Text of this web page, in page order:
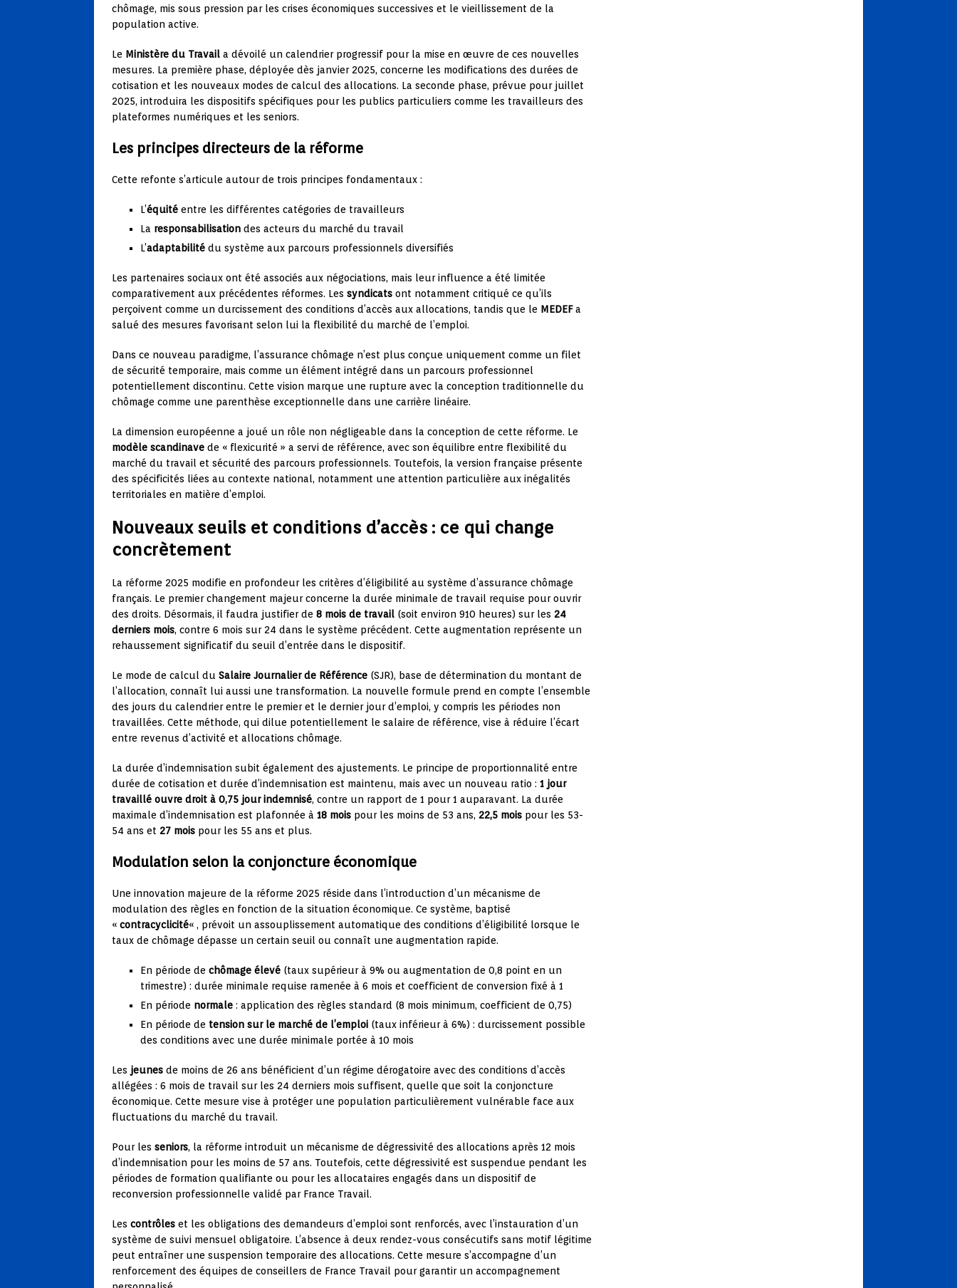
chômage, mis sous pression par les crises économiques successives et le vieillissement de la
population active.
Le Ministère du Travail a dévoilé un calendrier progressif pour la mise en œuvre de ces nouvelles
mesures. La première phase, déployée dès janvier 2025, concerne les modifications des durées de
cotisation et les nouveaux modes de calcul des allocations. La seconde phase, prévue pour juillet
2025, introduira les dispositifs spécifiques pour les publics particuliers comme les travailleurs des
plateformes numériques et les seniors.
Les principes directeurs de la réforme
Cette refonte s’articule autour de trois principes fondamentaux :
L’équité entre les différentes catégories de travailleurs
La responsabilisation des acteurs du marché du travail
L’adaptabilité du système aux parcours professionnels diversifiés
Les partenaires sociaux ont été associés aux négociations, mais leur influence a été limitée
comparativement aux précédentes réformes. Les syndicats ont notamment critiqué ce qu’ils
perçoivent comme un durcissement des conditions d’accès aux allocations, tandis que le MEDEFa
salué des mesures favorisant selon lui la flexibilité du marché de l’emploi.
Dans ce nouveau paradigme, l’assurance chômage n’est plus conçue uniquement comme un filet
de sécurité temporaire, mais comme un élément intégré dans un parcours professionnel
potentiellement discontinu. Cette vision marque une rupture avec la conception traditionnelle du
chômage comme une parenthèse exceptionnelle dans une carrière linéaire.
La dimension européenne a joué un rôle non négligeable dans la conception de cette réforme. Le
modèle scandinave de « flexicurité » a servi de référence, avec son équilibre entre flexibilité du
marché du travail et sécurité des parcours professionnels. Toutefois, la version française présente
des spécificités liées au contexte national, notamment une attention particulière aux inégalités
territoriales en matière d’emploi.
Nouveaux seuils et conditions d’accès : ce qui change
concrètement
La réforme 2025 modifie en profondeur les critères d’éligibilité au système d’assurance chômage
français. Le premier changement majeur concerne la durée minimale de travail requise pour ouvrir
des droits. Désormais, il faudra justifier de 8 mois de travail (soit environ 910 heures) sur les 24
derniers mois, contre 6 mois sur 24 dans le système précédent. Cette augmentation représente un
rehaussement significatif du seuil d’entrée dans le dispositif.
Le mode de calcul du Salaire Journalier de Référence (SJR), base de détermination du montant de
l’allocation, connaît lui aussi une transformation. La nouvelle formule prend en compte l’ensemble
des jours du calendrier entre le premier et le dernier jour d’emploi, y compris les périodes non
travaillées. Cette méthode, qui dilue potentiellement le salaire de référence, vise à réduire l’écart
entre revenus d’activité et allocations chômage.
La durée d’indemnisation subit également des ajustements. Le principe de proportionnalité entre
durée de cotisation et durée d’indemnisation est maintenu, mais avec un nouveau ratio : 1 jour
travaillé ouvre droit à 0,75 jour indemnisé, contre un rapport de 1 pour 1 auparavant. La durée
maximale d’indemnisation est plafonnée à 18 mois pour les moins de 53 ans, 22,5 mois pour les 53-
54 ans et 27 mois pour les 55 ans et plus.
Modulation selon la conjoncture économique
Une innovation majeure de la réforme 2025 réside dans l’introduction d’un mécanisme de
modulation des règles en fonction de la situation économique. Ce système, baptisé
« contracyclicité« , prévoit un assouplissement automatique des conditions d’éligibilité lorsque le
taux de chômage dépasse un certain seuil ou connaît une augmentation rapide.
En période de chômage élevé (taux supérieur à 9% ou augmentation de 0,8 point en un
trimestre) : durée minimale requise ramenée à 6 mois et coefficient de conversion fixé à 1
En période normale : application des règles standard (8 mois minimum, coefficient de 0,75)
En période de tension sur le marché de l’emploi (taux inférieur à 6%) : durcissement possible
des conditions avec une durée minimale portée à 10 mois
Les jeunes de moins de 26 ans bénéficient d’un régime dérogatoire avec des conditions d’accès
allégées : 6 mois de travail sur les 24 derniers mois suffisent, quelle que soit la conjoncture
économique. Cette mesure vise à protéger une population particulièrement vulnérable face aux
fluctuations du marché du travail.
Pour les seniors, la réforme introduit un mécanisme de dégressivité des allocations après 12 mois
d’indemnisation pour les moins de 57 ans. Toutefois, cette dégressivité est suspendue pendant les
périodes de formation qualifiante ou pour les allocataires engagés dans un dispositif de
reconversion professionnelle validé par France Travail.
Les contrôles et les obligations des demandeurs d’emploi sont renforcés, avec l’instauration d’un
système de suivi mensuel obligatoire. L’absence à deux rendez-vous consécutifs sans motif légitime
peut entraîner une suspension temporaire des allocations. Cette mesure s’accompagne d’un
renforcement des équipes de conseillers de France Travail pour garantir un accompagnement